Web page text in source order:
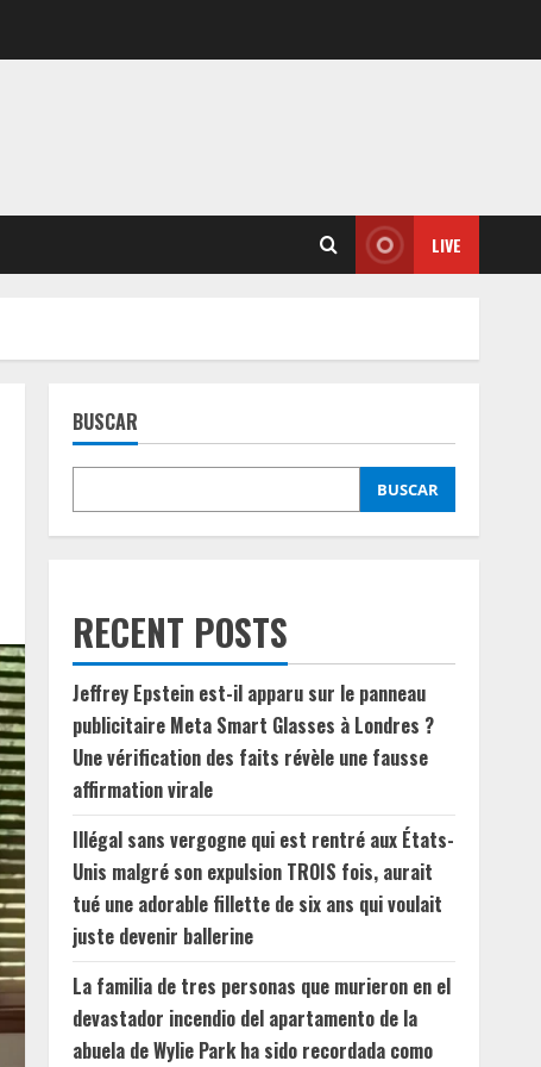
LIVE
BUSCAR
BUSCAR
RECENT POSTS
Jeffrey Epstein est-il apparu sur le panneau
publicitaire Meta Smart Glasses à Londres ?
Une vérification des faits révèle une fausse
affirmation virale
Illégal sans vergogne qui est rentré aux États-
Unis malgré son expulsion TROIS fois, aurait
tué une adorable fillette de six ans qui voulait
juste devenir ballerine
La familia de tres personas que murieron en el
devastador incendio del apartamento de la
abuela de Wylie Park ha sido recordada como